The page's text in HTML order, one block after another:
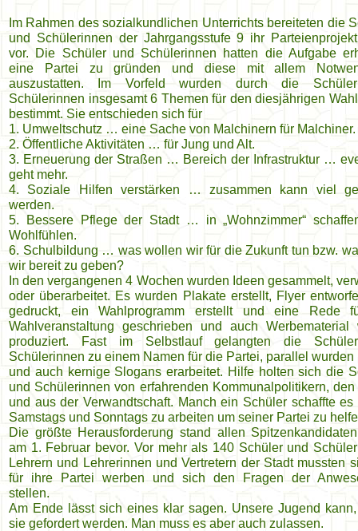
Im Rahmen des sozialkundlichen Unterrichts bereiteten die
und Schülerinnen der Jahrgangsstufe 9 ihr
vor. Die Schüler und Schülerinnen hatten die Aufgabe
eine Partei zu gründen und diese mit allem
auszustatten. Im Vorfeld wurden durch die
Schülerinnen insgesamt 6 Themen für den diesjährigen
bestimmt. Sie entschieden sich für
1. Umweltschutz … eine Sache von Malchinern für Malchiner.
2. Öffentliche Aktivitäten … für Jung und Alt.
3. Erneuerung der Straßen … Bereich der Infrastruktur …
geht mehr.
4. Soziale Hilfen verstärken … zusammen kann viel
werden.
5. Bessere Pflege der Stadt … in „Wohnzimmer“
Wohlfühlen.
6. Schulbildung … was wollen wir für die Zukunft tun bzw.
wir bereit zu geben?
In den vergangenen 4 Wochen wurden Ideen gesammelt,
oder überarbeitet. Es wurden Plakate erstellt, Flyer
gedruckt, ein Wahlprogramm erstellt und eine Rede
Wahlveranstaltung geschrieben und auch Werbematerial
produziert. Fast im Selbstlauf gelangten die
Schülerinnen zu einem Namen für die Partei, parallel wurden
und auch kernige Slogans erarbeitet. Hilfe holten sich die
und Schülerinnen von erfahrenden Kommunalpolitikern, den
und aus der Verwandtschaft. Manch ein Schüler schaffte es
Samstags und Sonntags zu arbeiten um seiner Partei zu
Die größte Herausforderung stand allen
am 1. Februar bevor. Vor mehr als 140 Schüler und
Lehrern und Lehrerinnen und Vertretern der Stadt mussten
für ihre Partei werben und sich den Fragen der
stellen.
Am Ende lässt sich eines klar sagen. Unsere Jugend
sie gefordert werden. Man muss es aber auch zulassen.